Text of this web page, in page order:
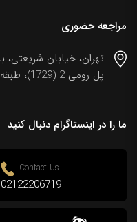
مراجعه حضوری
تهران، خیابان شریعتی،
پل رومی 2 (1729)، طبقه سوم، واحد 20
ما را در اینستاگرام دنبال کنید
Contact Us
02122206719